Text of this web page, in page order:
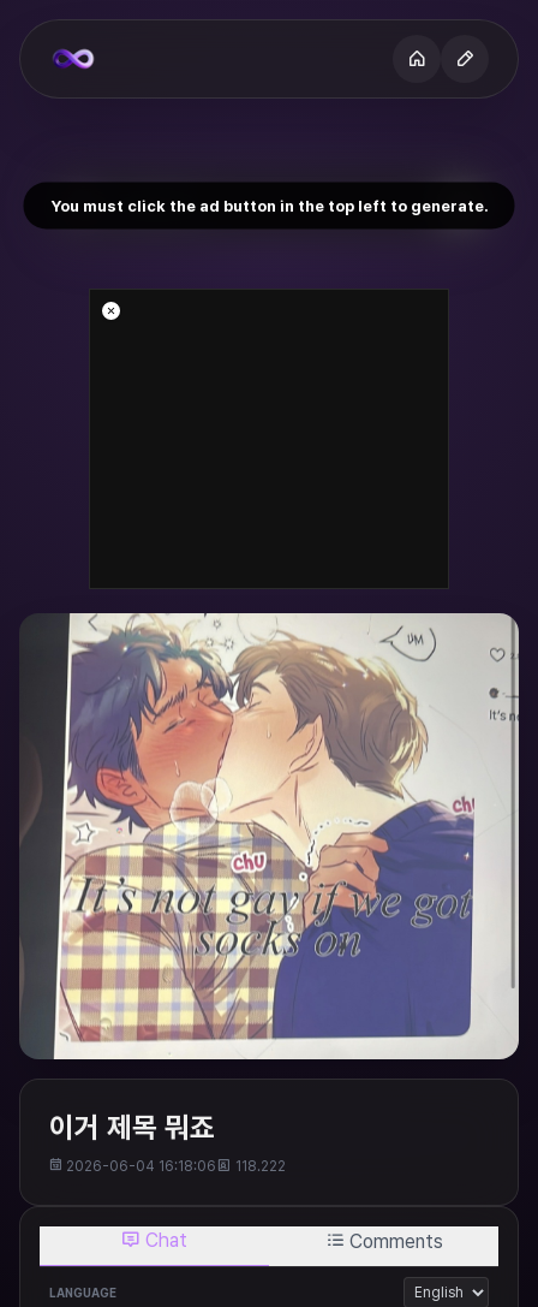
You must click the ad button in the top left to generate.
이거 제목 뭐죠
2026-06-04 16:18:06 118.222
Chat Comments
LANGUAGE